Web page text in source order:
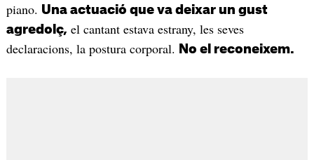
piano. Una actuació que va deixar un gust
agredolç, el cantant estava estrany, les seves
declaracions, la postura corporal.
No el reconeixem.